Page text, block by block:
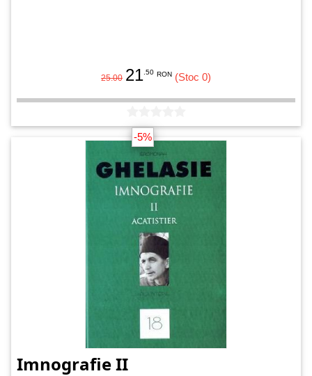
25.00 21 .50 RON (Stoc 0)
-5%
Imnografie II